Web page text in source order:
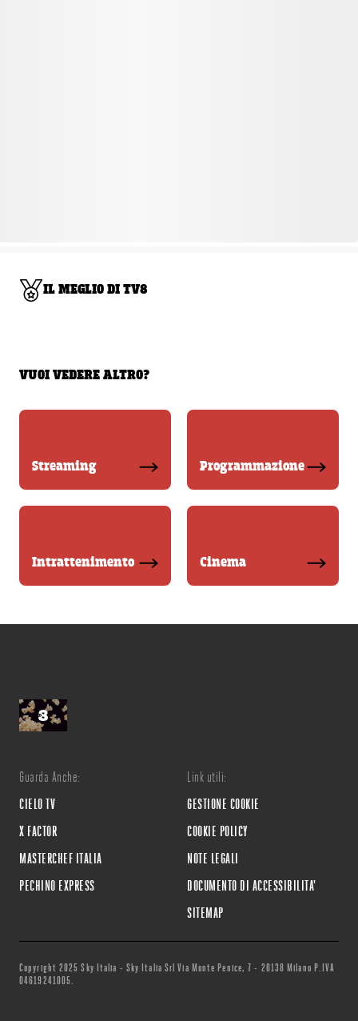
IL MEGLIO DI TV8
VUOI VEDERE ALTRO?
Streaming Programmazione
Intrattenimento Cinema
Guarda Anche:
CIELO TV
X FACTOR
MASTERCHEF ITALIA
PECHINO EXPRESS
Link utili:
GESTIONE COOKIE
COOKIE POLICY
NOTE LEGALI
DOCUMENTO DI ACCESSIBILITA'
SITEMAP
Copyright 2025 Sky Italia - Sky Italia Srl Via Monte Penice, 7 - 20138 Milano P.IVA
04619241005.